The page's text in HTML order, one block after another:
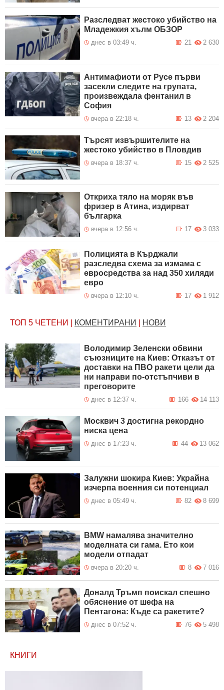
Разследват жестоко убийство на
Младежкия хълм ОБЗОР
днес в 03:49 ч. 2 630
21
Антимафиоти от Русе първи
засекли следите на групата,
произвеждала фентанил в
София
вчера в 22:18 ч. 2 204
13
Търсят извършителите на
жестоко убийство в Пловдив
вчера в 18:37 ч. 2 525
15
Откриха тяло на моряк във
фризер в Атина, издирват
българка
вчера в 12:56 ч. 3 033
17
Полицията в Кърджали
разследва схема за измама с
евросредства за над 350 хиляди
евро
вчера в 12:10 ч. 1 912
17
ТОП 5 ЧЕТЕНИ КОМЕНТИРАНИ НОВИ
Володимир Зеленски обвини
съюзниците на Киев: Отказът от
доставки на ПВО ракети цели да
ни направи по-отстъпчиви в
преговорите
днес в 12:37 ч. 14 113
166
Москвич 3 достигна рекордно
ниска цена
днес в 17:23 ч. 13 062
44
Залужни шокира Киев: Украйна
изчерпа военния си потенциал
днес в 05:49 ч. 8 699
82
BMW намалява значително
моделната си гама. Ето кои
модели отпадат
вчера в 20:20 ч. 7 016
8
Доналд Тръмп поискал спешно
обяснение от шефа на
Пентагона: Къде са ракетите?
днес в 07:52 ч. 5 498
76
КНИГИ